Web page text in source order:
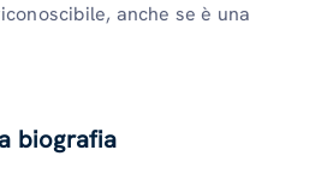
anche se è una
biografia